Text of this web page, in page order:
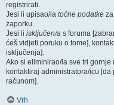
registrirati.
Jesi li upisao/la točne podatke
zaporku.
Jesi li isključen/a s foruma
ćeš vidjeti poruku o tome],
isključenja].
Ako si eliminirao/la sve tri
kontaktiraj administratora/icu
računom].
Vrh